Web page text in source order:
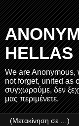
HELLAS
We are Anonymous,
not forget, united as
συγχωρούμε, δεν
μας περιμένετε.